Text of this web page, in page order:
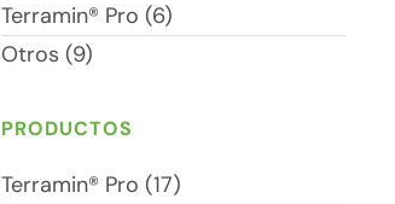
Terramin® Pro (6)
Otros (9)
PRODUCTOS
Terramin® Pro (17)